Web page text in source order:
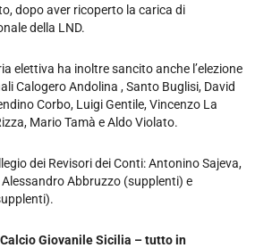
dopo aver ricoperto la carica di
della LND.
elettiva ha inoltre sancito anche l’elezione
Calogero Andolina , Santo Buglisi, David
Corbo, Luigi Gentile, Vincenzo La
Mario Tamà e Aldo Violato.
dei Revisori dei Conti: Antonino Sajeva,
Abbruzzo (supplenti) e
Calcio Giovanile Sicilia – tutto in